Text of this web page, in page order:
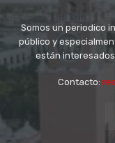
Somos un periodico
público y
están
Contacto: